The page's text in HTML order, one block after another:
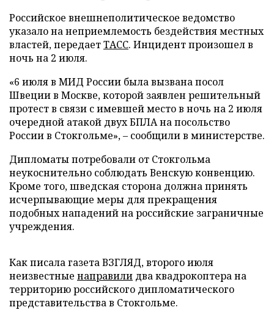
Российское внешнеполитическое ведомство
указало на неприемлемость бездействия местных
властей, передаетТАСС. Инцидент произошел в
ночь на 2 июля.
«6 июля в МИД России была вызвана посол
Швеции в Москве, которой заявлен решительный
протест в связи с имевшей место в ночь на 2 июля
очередной атакой двух БПЛА на посольство
России в Стокгольме», – сообщили в министерстве.
Дипломаты потребовали от Стокгольма
неукоснительно соблюдать Венскую конвенцию.
Кроме того, шведская сторона должна принять
исчерпывающие меры для прекращения
подобных нападений на российские заграничные
учреждения.
Как писала газета ВЗГЛЯД, второго июля
неизвестные направили два квадрокоптера на
территорию российского дипломатического
представительства в Стокгольме.